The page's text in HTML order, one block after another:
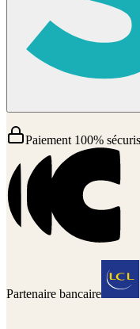
Paiement 100%
Partenaire bancaire